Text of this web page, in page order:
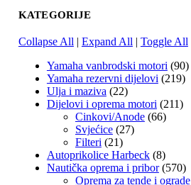
KATEGORIJE
Collapse All | Expand All | Toggle All
Yamaha vanbrodski motori (90)
Yamaha rezervni dijelovi (219)
Ulja i maziva (22)
Dijelovi i oprema motori (211)
Cinkovi/Anode (66)
Svjećice (27)
Filteri (21)
Autoprikolice Harbeck (8)
Nautička oprema i pribor (570)
Oprema za tende i ograde